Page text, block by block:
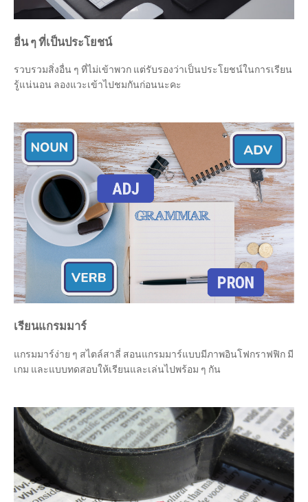
อื่น ๆ ที่เป็นประโยชน์
รวบรวมสิ่งอื่น ๆ ที่ไม่เข้าพวก แต่รับรองว่าเป็นประโยชน์ในการเรียน
รู้แน่นอน ลองแวะเข้าไปชมกันก่อนนะคะ
เรียนแกรมมาร์
แกรมมาร์ง่าย ๆ สไตล์สาลี่ สอนแกรมมาร์แบบมีภาพอินโฟกราฟฟิก มี
เกม และแบบทดสอบให้เรียนและเล่นไปพร้อม ๆ กัน